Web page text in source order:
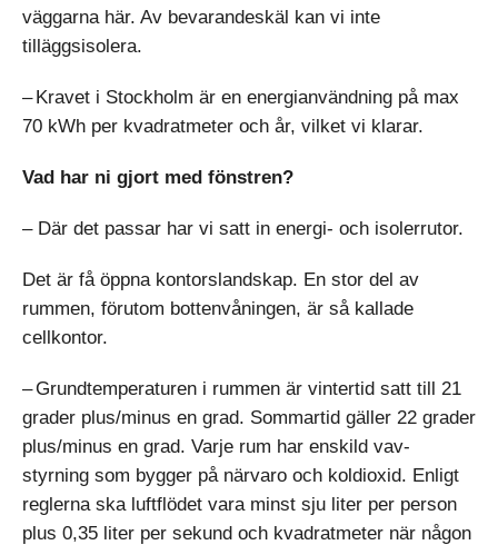
väggarna här. Av bevarandeskäl kan vi inte
tilläggsisolera.
– Kravet i Stockholm är en energianvändning på max
70 kWh per kvadratmeter och år, vilket vi klarar.
Vad har ni gjort med fönstren?
– Där det passar har vi satt in energi- och isolerrutor.
Det är få öppna kontorslandskap. En stor del av
rummen, förutom bottenvåningen, är så kallade
cellkontor.
– Grundtemperaturen i rummen är vintertid satt till 21
grader plus/minus en grad. Sommartid gäller 22 grader
plus/minus en grad. Varje rum har enskild vav-
styrning som bygger på närvaro och koldioxid. Enligt
reglerna ska luftflödet vara minst sju liter per person
plus 0,35 liter per sekund och kvadratmeter när någon